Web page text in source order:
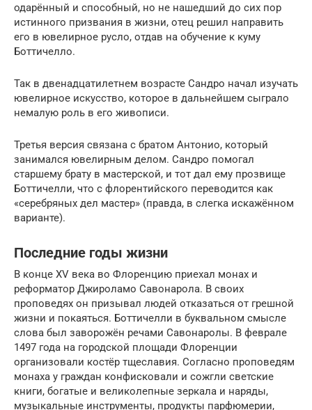
одарённый и способный, но не нашедший до сих пор
истинного призвания в жизни, отец решил направить
его в ювелирное русло, отдав на обучение к куму
Боттичелло.
Так в двенадцатилетнем возрасте Сандро начал изучать
ювелирное искусство, которое в дальнейшем сыграло
немалую роль в его живописи.
Третья версия связана с братом Антонио, который
занимался ювелирным делом. Сандро помогал
старшему брату в мастерской, и тот дал ему прозвище
Боттичелли, что с флорентийского переводится как
«серебряных дел мастер» (правда, в слегка искажённом
варианте).
Последние годы жизни
В конце ХV века во Флоренцию приехал монах и
реформатор Джироламо Савонарола. В своих
проповедях он призывал людей отказаться от грешной
жизни и покаяться. Боттичелли в буквальном смысле
слова был заворожён речами Савонаролы. В феврале
1497 года на городской площади Флоренции
организовали костёр тщеславия. Согласно проповедям
монаха у граждан конфисковали и сожгли светские
книги, богатые и великолепные зеркала и наряды,
музыкальные инструменты, продукты парфюмерии,